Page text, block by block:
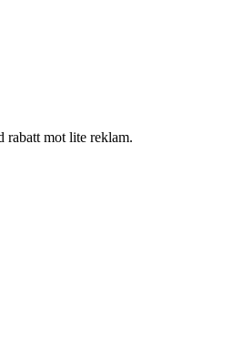
rabatt mot lite reklam.